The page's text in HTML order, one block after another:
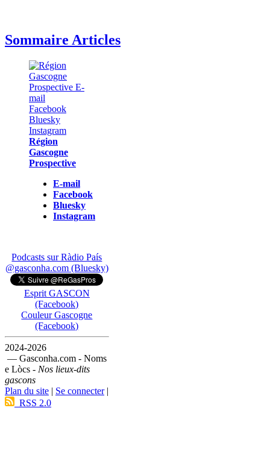
Sommaire Articles
Région
Gascogne
Prospective
E-mail
Facebook
Bluesky
Instagram
Podcasts sur Ràdio País
@gasconha.com (Bluesky)
Esprit GASCON
(Facebook)
Couleur Gascogne
(Facebook)
2024-2026
— Gasconha.com - Noms
e Lòcs - Nos lieux-dits
gascons
Plan du site | Se connecter|
RSS 2.0